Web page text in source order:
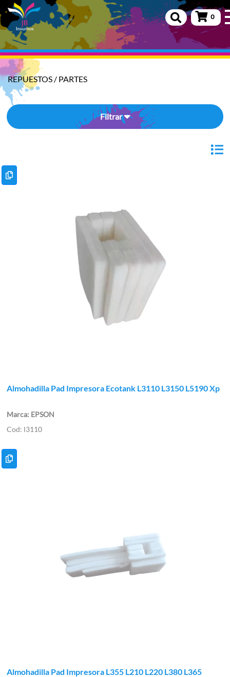
0
REPUESTOS / PARTES
Filtrar
Almohadilla Pad Impresora Ecotank L3110 L3150 L5190 Xp
EPSON
l3110
Almohadilla Pad Impresora L355 L210 L220 L380 L365